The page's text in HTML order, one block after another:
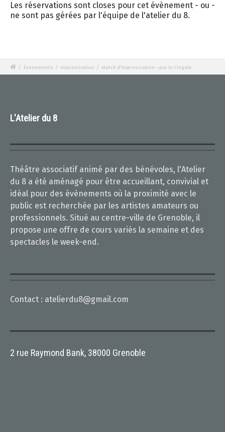
Les réservations sont closes pour cet évènement - ou -
ne sont pas gérées par l'équipe de l'atelier du 8.
/ Évènements / Improvisation / Match d’improvisation – par la Ciegale
L'Atelier du 8
Théâtre associatif animé par des bénévoles, l'Atelier
du 8 a été aménagé pour être accueillant, convivial et
idéal pour des évènements où la proximité avec le
public est recherchée par les artistes amateurs ou
professionnels. Situé au centre-ville de Grenoble, il
propose une offre de cours variés la semaine et des
spectacles le week-end.
Contact : atelierdu8@gmail.com
2 rue Raymond Bank, 38000 Grenoble